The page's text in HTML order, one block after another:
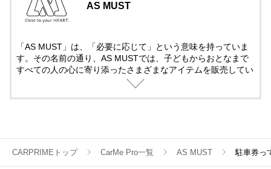
AS MUST
「AS MUST」は、「必要に応じて」という意味を持っていま
す。その名前の通り、AS MUSTでは、子どもからおとなまで
すべての人の心に寄り添ったさまざまなアイテムを販売してい
ます。今後も、みなさまの好奇心を満たす、魅力あふれる商品
CARPRIMEトップ CarMe Pro一覧 AS MUST 駐車券っ